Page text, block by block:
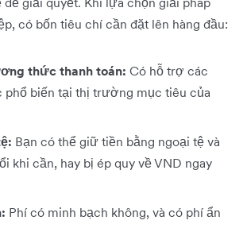
có bốn tiêu chí cần đặt lên hàng đầu:
thức thanh toán: Có hỗ trợ các
biến tại thị trường mục tiêu của
Bạn có thể giữ tiền bằng ngoại tệ và
khi cần, hay bị ép quy về VND ngay
Phí có minh bạch không, và có phí ẩn